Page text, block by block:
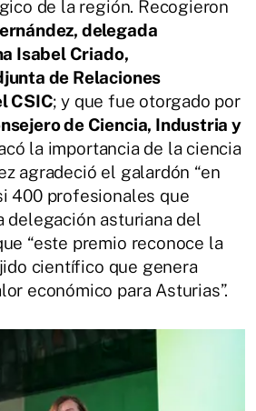
de la región. Recogieron
delegada
Isabel Criado,
de Relaciones
CSIC; y que fue otorgado por
de Ciencia, Industria y
la importancia de la ciencia
agradeció el galardón “en
400 profesionales que
delegación asturiana del
“este premio reconoce la
científico que genera
económico para Asturias”.